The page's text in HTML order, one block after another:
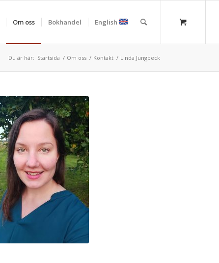
Om oss Bokhandel English
Du är här: Startsida / Om oss / Kontakt / Linda Jungbeck